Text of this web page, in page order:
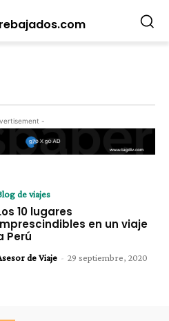
-
de viajes
10 lugares
en un viaje
Perú
de Viaje - 29 septiembre, 2020